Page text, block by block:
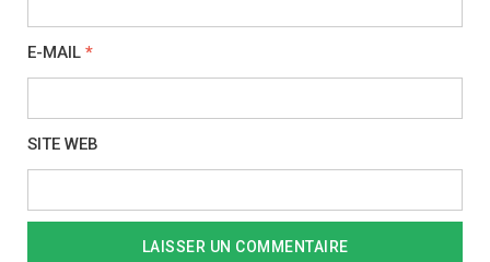
E-MAIL *
SITE WEB